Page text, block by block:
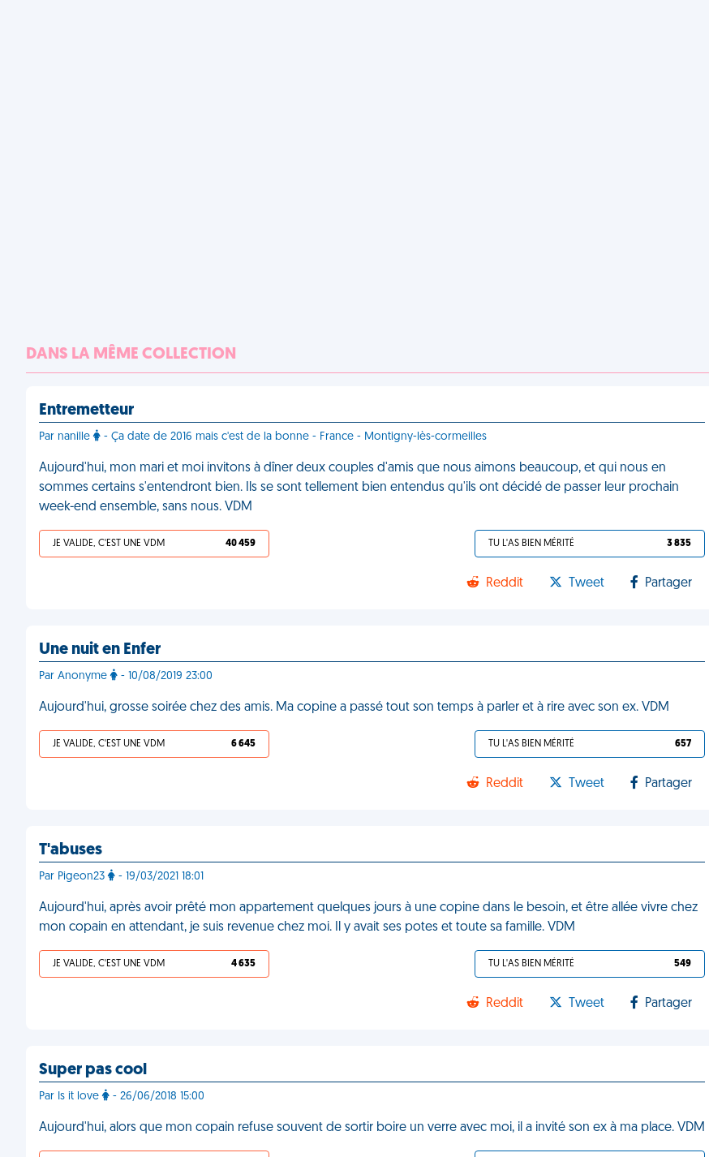
DANS LA MÊME COLLECTION
Entremetteur
Par nanille - Ça date de 2016 mais c'est de la bonne - France - Montigny-lès-cormeilles
Aujourd'hui, mon mari et moi invitons à dîner deux couples d'amis que nous aimons beaucoup, et qui nous en
sommes certains s'entendront bien. Ils se sont tellement bien entendus qu'ils ont décidé de passer leur prochain
week-end ensemble, sans nous. VDM
JE VALIDE, C'EST UNE VDM 40 459 TU L'AS BIEN MÉRITÉ 3 835
Reddit Tweet Partager
Une nuit en Enfer
Par Anonyme - 10/08/2019 23:00
Aujourd'hui, grosse soirée chez des amis. Ma copine a passé tout son temps à parler et à rire avec son ex. VDM
JE VALIDE, C'EST UNE VDM 6 645 TU L'AS BIEN MÉRITÉ 657
Reddit Tweet Partager
T'abuses
Par Pigeon23 - 19/03/2021 18:01
Aujourd'hui, après avoir prêté mon appartement quelques jours à une copine dans le besoin, et être allée vivre chez
mon copain en attendant, je suis revenue chez moi. Il y avait ses potes et toute sa famille. VDM
JE VALIDE, C'EST UNE VDM 4 635 TU L'AS BIEN MÉRITÉ 549
Reddit Tweet Partager
Super pas cool
Par Is it love - 26/06/2018 15:00
Aujourd'hui, alors que mon copain refuse souvent de sortir boire un verre avec moi, il a invité son ex à ma place. VDM